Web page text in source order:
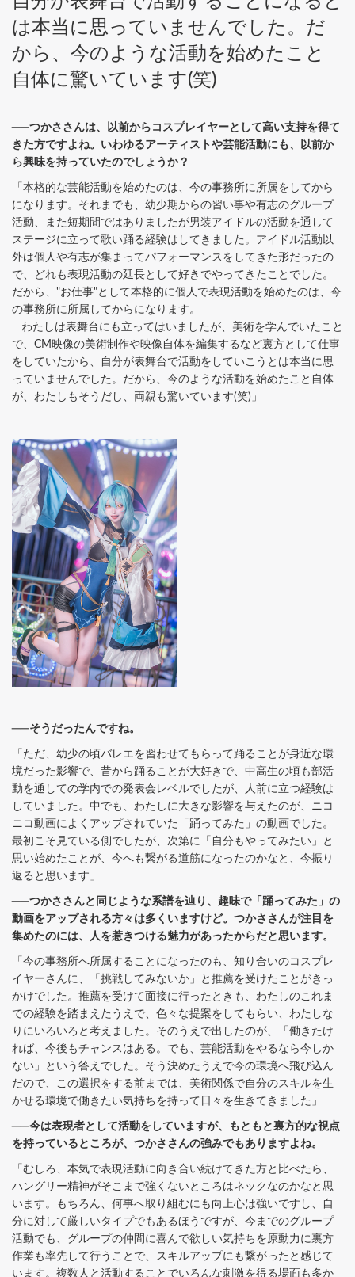
は本当に思っていませんでした。だ
から、今のような活動を始めたこと
自体に驚いています(笑)
──つかささんは、以前からコスプレイヤーとして高い支持を得て
きた方ですよね。いわゆるアーティストや芸能活動にも、以前か
ら興味を持っていたのでしょうか？
「本格的な芸能活動を始めたのは、今の事務所に所属をしてから
になります。それまでも、幼少期からの習い事や有志のグループ
活動、また短期間ではありましたが男装アイドルの活動を通して
ステージに立って歌い踊る経験はしてきました。アイドル活動以
外は個人や有志が集まってパフォーマンスをしてきた形だったの
で、どれも表現活動の延長として好きでやってきたことでした。
だから、"お仕事"として本格的に個人で表現活動を始めたのは、今
の事務所に所属してからになります。
わたしは表舞台にも立ってはいましたが、美術を学んでいたこと
で、CM映像の美術制作や映像自体を編集するなど裏方として仕事
をしていたから、自分が表舞台で活動をしていこうとは本当に思
っていませんでした。だから、今のような活動を始めたこと自体
が、わたしもそうだし、両親も驚いています(笑)」
──そうだったんですね。
「ただ、幼少の頃バレエを習わせてもらって踊ることが身近な環
境だった影響で、昔から踊ることが大好きで、中高生の頃も部活
動を通しての学内での発表会レベルでしたが、人前に立つ経験は
していました。中でも、わたしに大きな影響を与えたのが、ニコ
ニコ動画によくアップされていた「踊ってみた」の動画でした。
最初こそ見ている側でしたが、次第に「自分もやってみたい」と
思い始めたことが、今へも繋がる道筋になったのかなと、今振り
返ると思います」
──つかささんと同じような系譜を辿り、趣味で「踊ってみた」の
動画をアップされる方々は多くいますけど。つかささんが注目を
集めたのには、人を惹きつける魅力があったからだと思います。
「今の事務所へ所属することになったのも、知り合いのコスプレ
イヤーさんに、「挑戦してみないか」と推薦を受けたことがきっ
かけでした。推薦を受けて面接に行ったときも、わたしのこれま
での経験を踏まえたうえで、色々な提案をしてもらい、わたしな
りにいろいろと考えました。そのうえで出したのが、「働きたけ
れば、今後もチャンスはある。でも、芸能活動をやるなら今しか
ない」という答えでした。そう決めたうえで今の環境へ飛び込ん
だので、この選択をする前までは、美術関係で自分のスキルを生
かせる環境で働きたい気持ちを持って日々を生きてきました」
──今は表現者として活動をしていますが、もともと裏方的な視点
を持っているところが、つかささんの強みでもありますよね。
「むしろ、本気で表現活動に向き合い続けてきた方と比べたら、
ハングリー精神がそこまで強くないところはネックなのかなと思
います。もちろん、何事へ取り組むにも向上心は強いですし、自
分に対して厳しいタイプでもあるほうですが、今までのグループ
活動でも、グループの仲間に喜んで欲しい気持ちを原動力に裏方
作業も率先して行うことで、スキルアップにも繋がったと感じて
います。複数人と活動することでいろんな刺激を得る場面も多か